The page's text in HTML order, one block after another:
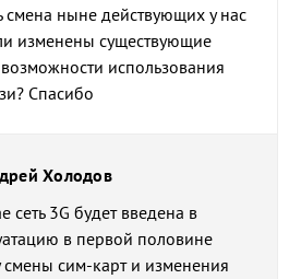
смена ныне действующих у нас
изменены существующие
использования
Спасибо
Холодов
сеть 3G будет введена в
в первой половине
сим-карт и изменения